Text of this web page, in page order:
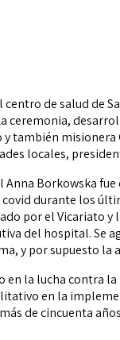
de salud de
ceremonia,
locales,
Borkowska
durante los
por el Vicariato
del hospital.
y por supuesto la
en la lucha
en la
de cincuenta